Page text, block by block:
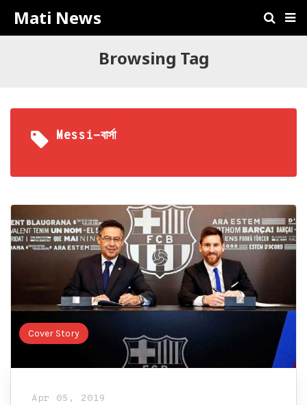
Mati News
Browsing Tag
Messi-বার্সা
Cover Story
Apr 05, 2019